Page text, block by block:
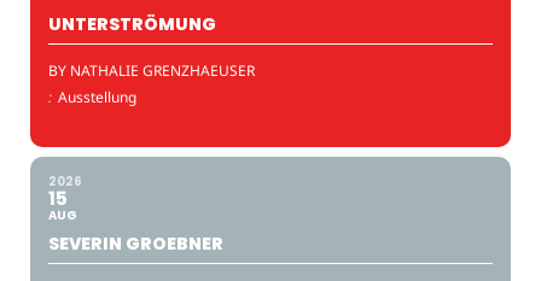
UNTERSTRÖMUNG
BY NATHALIE GRENZHAEUSER
: Ausstellung
2026
15
AUG
SEVERIN GROEBNER